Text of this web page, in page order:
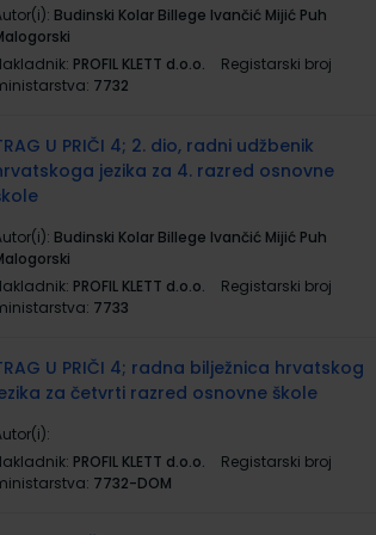
Budinski Kolar Billege Ivančić Mijić Puh
PROFIL KLETT d.o.o.
Registarski broj
7732
U PRIČI 4; 2. dio, radni udžbenik
jezika za 4. razred osnovne
Budinski Kolar Billege Ivančić Mijić Puh
PROFIL KLETT d.o.o.
Registarski broj
7733
U PRIČI 4; radna bilježnica hrvatskog
za četvrti razred osnovne škole
PROFIL KLETT d.o.o.
Registarski broj
7732-DOM